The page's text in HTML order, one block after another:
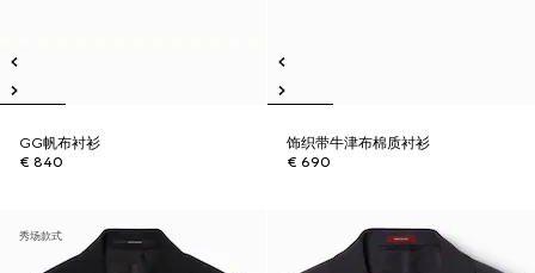
GG帆布衬衫
€ 840
饰织带牛津布棉质衬衫
€ 690
秀场款式